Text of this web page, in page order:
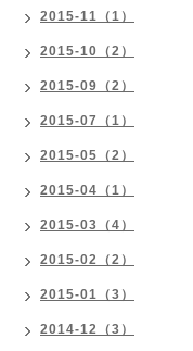
2015-11（1）
2015-10（2）
2015-09（2）
2015-07（1）
2015-05（2）
2015-04（1）
2015-03（4）
2015-02（2）
2015-01（3）
2014-12（3）